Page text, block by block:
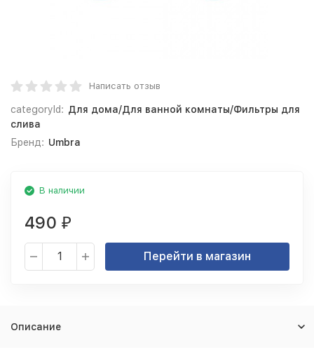
Написать отзыв
categoryId: Для дома/Для ванной комнаты/Фильтры для
слива
Бренд: Umbra
В наличии
490 ₽
Перейти в магазин
Описание